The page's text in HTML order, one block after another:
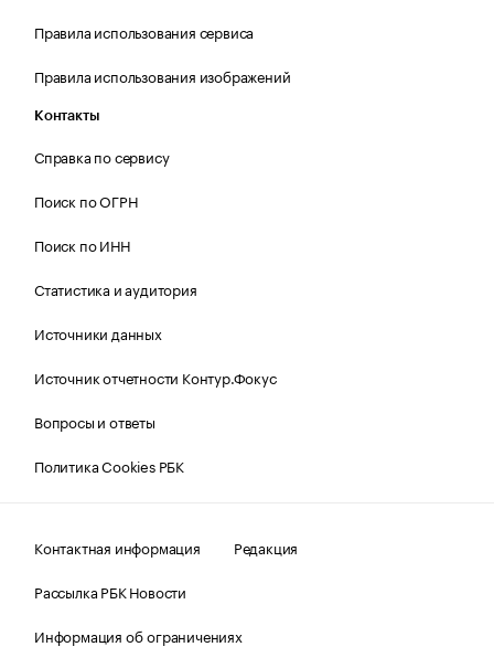
Правила использования сервиса
Правила использования изображений
Контакты
Справка по сервису
Поиск по ОГРН
Поиск по ИНН
Статистика и аудитория
Источники данных
Источник отчетности Контур.Фокус
Вопросы и ответы
Политика Cookies РБК
Контактная информация
Редакция
Рассылка РБК Новости
Информация об ограничениях